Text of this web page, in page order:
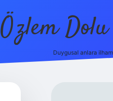
Özlem
Duygusal anlara